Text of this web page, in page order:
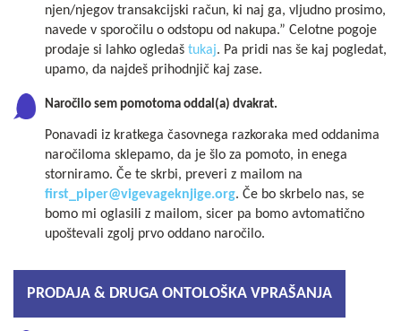
njen/njegov transakcijski račun, ki naj ga, vljudno prosimo,
navede v sporočilu o odstopu od nakupa.” Celotne pogoje
prodaje si lahko ogledaš tukaj. Pa pridi nas še kaj pogledat,
upamo, da najdeš prihodnjič kaj zase.
Naročilo sem pomotoma oddal(a) dvakrat.
Ponavadi iz kratkega časovnega razkoraka med oddanima
naročiloma sklepamo, da je šlo za pomoto, in enega
storniramo. Če te skrbi, preveri z mailom na
first_piper@vigevageknjige.org. Če bo skrbelo nas, se
bomo mi oglasili z mailom, sicer pa bomo avtomatično
upoštevali zgolj prvo oddano naročilo.
PRODAJA & DRUGA ONTOLOŠKA VPRAŠANJA